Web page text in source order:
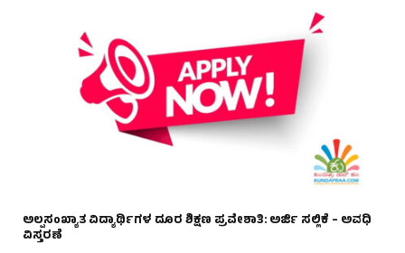
ಅಲ್ಪಸಂಖ್ಯಾತ ವಿದ್ಯಾರ್ಥಿಗಳ ದೂರ ಶಿಕ್ಷಣ ಪ್ರವೇಶಾತಿ: ಅರ್ಜಿ ಸಲ್ಲಿಕೆ – ಅವಧಿ
ವಿಸ್ತರಣೆ